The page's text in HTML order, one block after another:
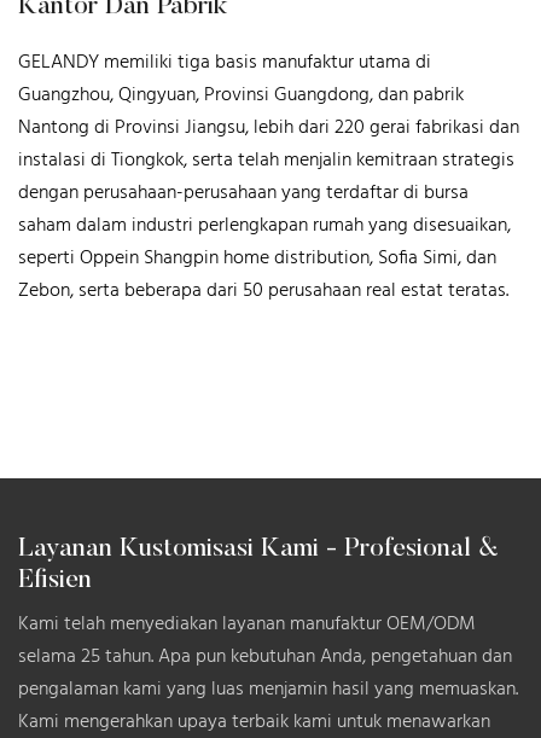
Kantor Dan Pabrik
GELANDY memiliki tiga basis manufaktur utama di
Guangzhou, Qingyuan, Provinsi Guangdong, dan pabrik
Nantong di Provinsi Jiangsu, lebih dari 220 gerai fabrikasi dan
instalasi di Tiongkok, serta telah menjalin kemitraan strategis
dengan perusahaan-perusahaan yang terdaftar di bursa
saham dalam industri perlengkapan rumah yang disesuaikan,
seperti Oppein Shangpin home distribution, Sofia Simi, dan
Zebon, serta beberapa dari 50 perusahaan real estat teratas.
Layanan Kustomisasi Kami - Profesional &
Efisien
Kami telah menyediakan layanan manufaktur OEM/ODM
selama 25 tahun. Apa pun kebutuhan Anda, pengetahuan dan
pengalaman kami yang luas menjamin hasil yang memuaskan.
Kami mengerahkan upaya terbaik kami untuk menawarkan